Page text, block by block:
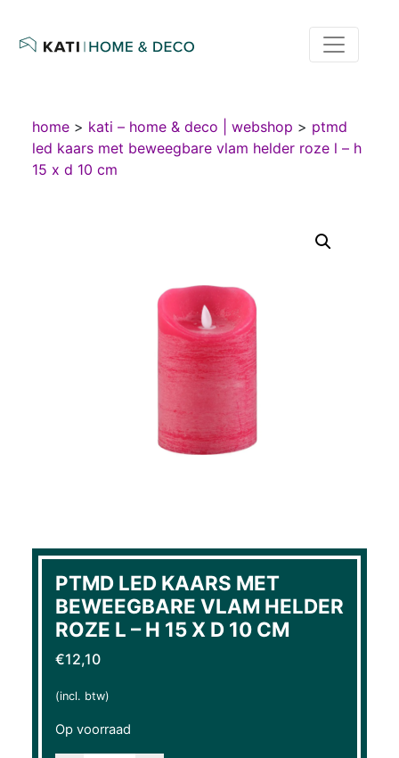
home > kati – home & deco | webshop > ptmd
led kaars met beweegbare vlam helder roze l – h
15 x d 10 cm
PTMD LED KAARS MET
BEWEEGBARE VLAM HELDER
ROZE L – H 15 X D 10 CM
€12,10
(incl. btw)
Op voorraad